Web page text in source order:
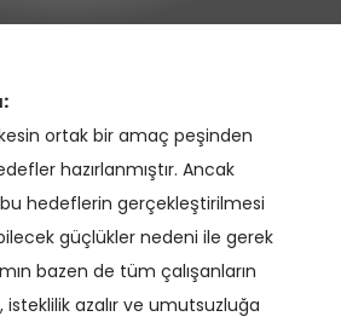
ortak bir amaç peşinden
hazırlanmıştır. Ancak
hedeflerin gerçekleştirilmesi
güçlükler nedeni ile gerek
bazen de tüm çalışanların
azalır ve umutsuzluğa